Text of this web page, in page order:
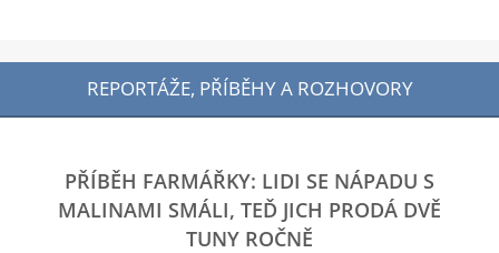
REPORTÁŽE, PŘÍBĚHY A ROZHOVORY
PŘÍBĚH FARMÁŘKY: LIDI SE NÁPADU S
MALINAMI SMÁLI, TEĎ JICH PRODÁ DVĚ
TUNY ROČNĚ